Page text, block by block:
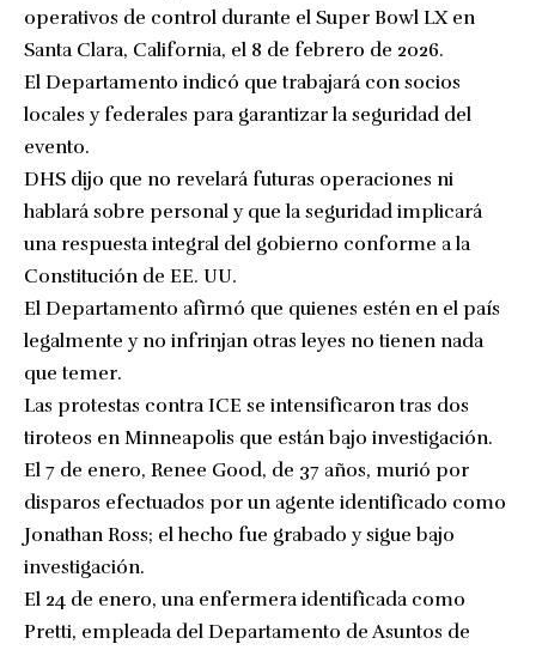
operativos de control durante el Super Bowl LX en
Santa Clara, California, el 8 de febrero de 2026.
El Departamento indicó que trabajará con socios
locales y federales para garantizar la seguridad del
evento.
DHS dijo que no revelará futuras operaciones ni
hablará sobre personal y que la seguridad implicará
una respuesta integral del gobierno conforme a la
Constitución de EE. UU.
El Departamento afirmó que quienes estén en el país
legalmente y no infrinjan otras leyes no tienen nada
que temer.
Las protestas contra ICE se intensificaron tras dos
tiroteos en Minneapolis que están bajo investigación.
El 7 de enero, Renee Good, de 37 años, murió por
disparos efectuados por un agente identificado como
Jonathan Ross; el hecho fue grabado y sigue bajo
investigación.
El 24 de enero, una enfermera identificada como
Pretti, empleada del Departamento de Asuntos de